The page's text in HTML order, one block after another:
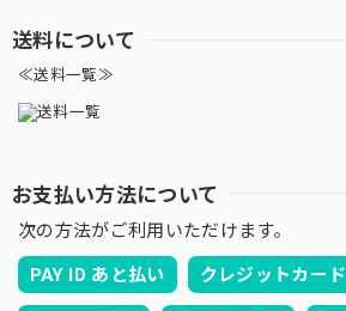
送料について
≪送料一覧≫
お支払い方法について
次の方法がご利用いただけます。
PAY ID あと払い クレジットカード